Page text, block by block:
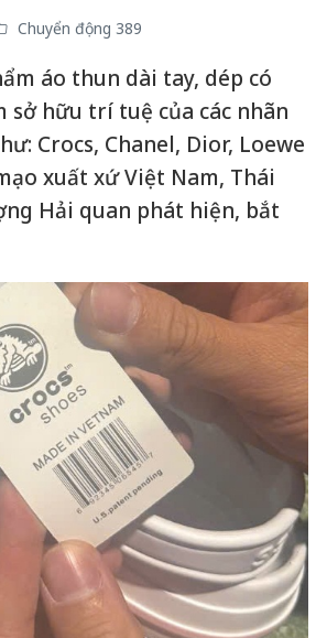
Chuyển động 389
áo thun dài tay, dép có
sở hữu trí tuệ của các nhãn
Crocs, Chanel, Dior, Loewe
xuất xứ Việt Nam, Thái
Hải quan phát hiện, bắt